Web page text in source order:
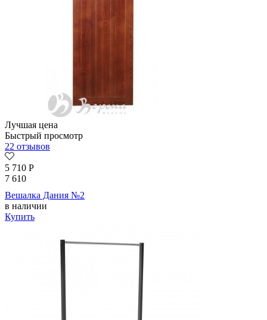
Лучшая цена
Быстрый просмотр
22 отзывов
5 710 Р
7 610
Вешалка Дания №2
в наличии
Купить